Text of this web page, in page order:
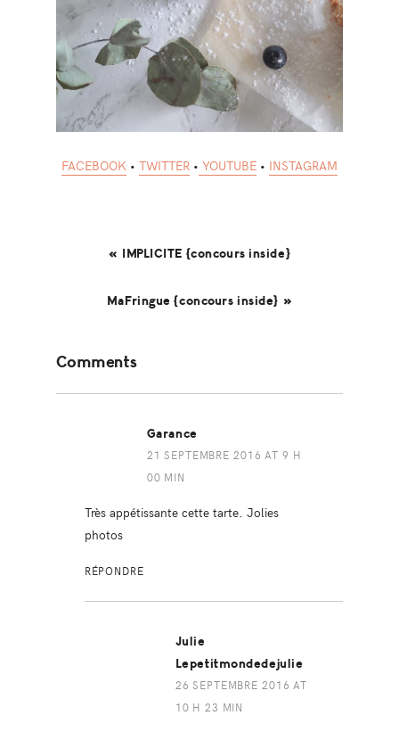
FACEBOOK • TWITTER • YOUTUBE • INSTAGRAM
« IMPLICITE {concours inside}
MaFringue {concours inside} »
Interactions
Comments
Garance
21 SEPTEMBRE 2016 AT 9 H
00 MIN
Très appétissante cette tarte. Jolies
photos
RÉPONDRE
Julie
Lepetitmondedejulie
26 SEPTEMBRE 2016 AT
10 H 23 MIN